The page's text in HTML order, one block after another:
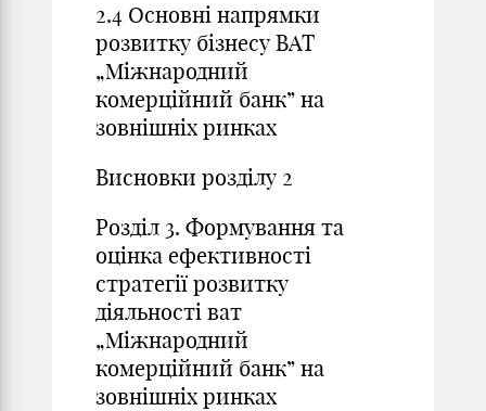
2.4 Основні напрямки
розвитку бізнесу ВАТ
„Міжнародний
комерційний банк” на
зовнішніх ринках
Висновки розділу 2
Розділ 3. Формування та
оцінка ефективності
стратегії розвитку
діяльності ват
„Міжнародний
комерційний банк” на
зовнішніх ринках